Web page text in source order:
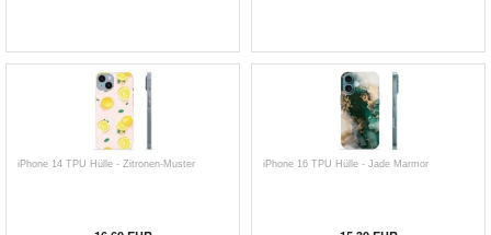
iPhone 14 TPU Hülle - Zitronen-Muster iPhone 16 TPU Hülle - Jade Marmor